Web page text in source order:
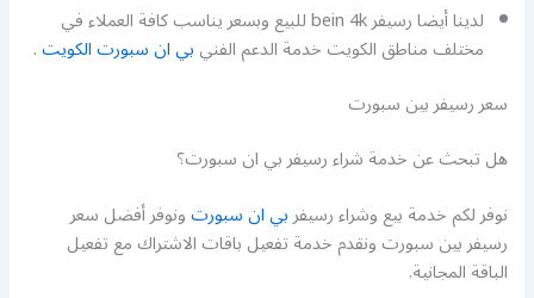
لدينا أيضا رسيفر bein 4k للبيع وبسعر يناسب كافة العملاء في
مختلف مناطق الكويت خدمة الدعم الفنيبي ان سبورت الكويت.
سعر رسيفر بين سبورت
هل تبحث عن خدمة شراء رسيفر بي ان سبورت؟
نوفر لكم خدمة بيع وشراء رسيفربي ان سبورتونوفر أفضل سعر
رسيفر بين سبورت ونقدم خدمة تفعيل باقات الاشتراك مع تفعيل
الباقة المجانية.